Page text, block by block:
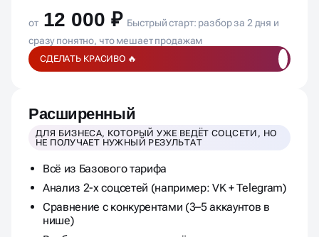
от 12 000 ₽ Быстрый старт: разбор за 2 дня и
сразу понятно, что мешает продажам
СДЕЛАТЬ КРАСИВО 🔥
Расширенный
ДЛЯ БИЗНЕСА, КОТОРЫЙ УЖЕ ВЕДЁТ СОЦСЕТИ, НО
НЕ ПОЛУЧАЕТ НУЖНЫЙ РЕЗУЛЬТАТ
Всё из Базового тарифа
Анализ 2-х соцсетей (например: VK + Telegram)
Сравнение с конкурентами (3–5 аккаунтов в
нише)